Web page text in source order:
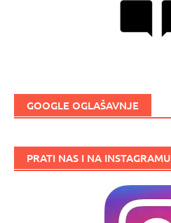
GOOGLE OGLAŠAVNJE
PRATI NAS I NA INSTAGRAMU